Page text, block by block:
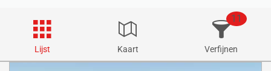
Lijst Kaart Verfijnen
11